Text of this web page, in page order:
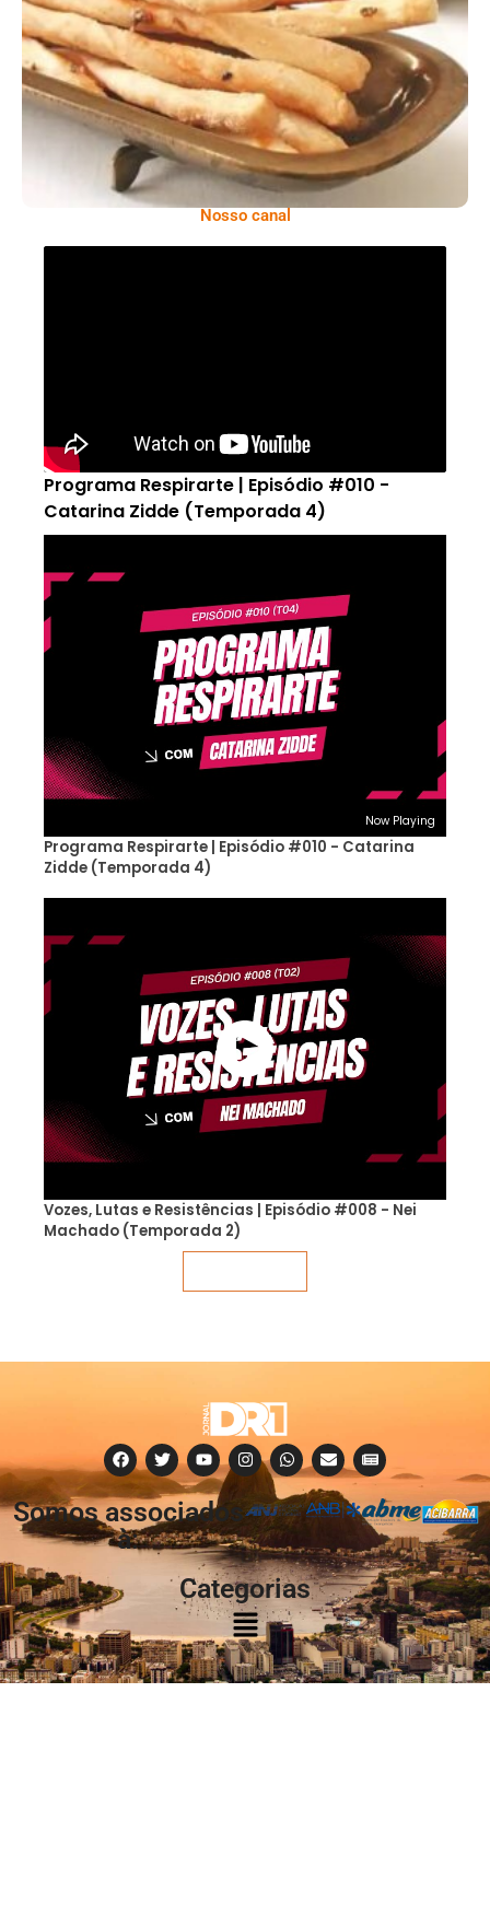
Comer Bem: Palitinhos De Cebola E Salsa
Nosso canal
Programa Respirarte | Episódio #010 -
Catarina Zidde (Temporada 4)
Now Playing
Programa Respirarte | Episódio #010 - Catarina
Zidde (Temporada 4)
Vozes, Lutas e Resistências | Episódio #008 - Nei
Machado (Temporada 2)
Somos associados
à:
Categorias